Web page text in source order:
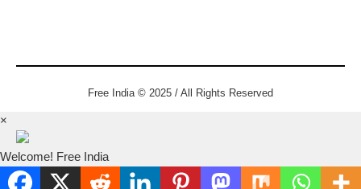
Free India © 2025 / All Rights Reserved
×
Welcome! Free India